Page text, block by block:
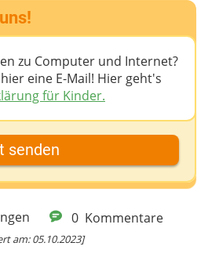
0 Kommentare
am: 05.10.2023]
zu Computer und Internet?
eine E-Mail! Hier geht's
für Kinder.
(wenn du eine Antwort
senden